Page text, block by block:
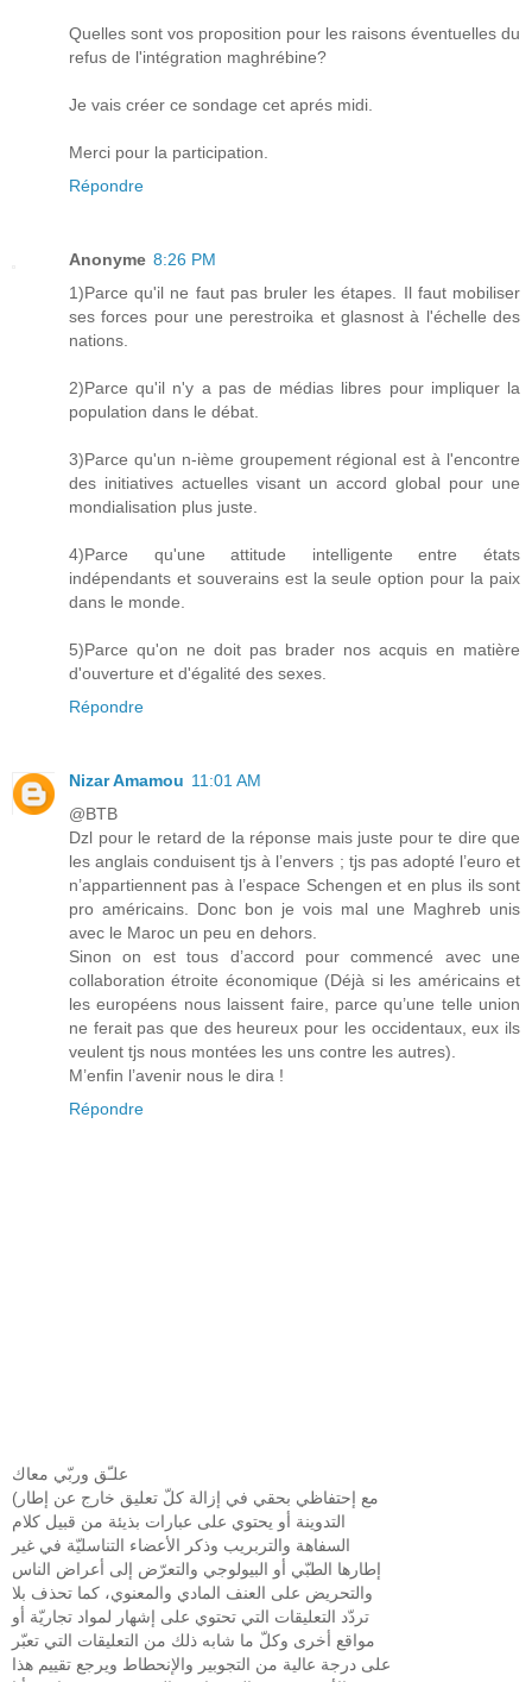
Quelles sont vos proposition pour les raisons éventuelles du
refus de l'intégration maghrébine?
Je vais créer ce sondage cet aprés midi.
Merci pour la participation.
Répondre
Anonyme 8:26 PM
1)Parce qu'il ne faut pas bruler les étapes. Il faut mobiliser
ses forces pour une perestroika et glasnost à l'échelle des
nations.
2)Parce qu'il n'y a pas de médias libres pour impliquer la
population dans le débat.
3)Parce qu'un n-ième groupement régional est à l'encontre
des initiatives actuelles visant un accord global pour une
mondialisation plus juste.
4)Parce qu'une attitude intelligente entre états
indépendants et souverains est la seule option pour la paix
dans le monde.
5)Parce qu'on ne doit pas brader nos acquis en matière
d'ouverture et d'égalité des sexes.
Répondre
Nizar Amamou 11:01 AM
@BTB
Dzl pour le retard de la réponse mais juste pour te dire que
les anglais conduisent tjs à l’envers ; tjs pas adopté l’euro et
n’appartiennent pas à l’espace Schengen et en plus ils sont
pro américains. Donc bon je vois mal une Maghreb unis
avec le Maroc un peu en dehors.
Sinon on est tous d’accord pour commencé avec une
collaboration étroite économique (Déjà si les américains et
les européens nous laissent faire, parce qu’une telle union
ne ferait pas que des heureux pour les occidentaux, eux ils
veulent tjs nous montées les uns contre les autres).
M’enfin l’avenir nous le dira !
Répondre
علـّق وربّي معاك
(مع إحتفاظي بحقي في إزالة كلّ تعليق خارج عن إطار
التدوينة أو يحتوي على عبارات بذيئة من قبيل كلام
السفاهة والتربريب وذكر الأعضاء التناسليّة في غير
إطارها الطبّي أو البيولوجي والتعرّض إلى أعراض الناس
والتحريض على العنف المادي والمعنوي، كما تحذف بلا
تردّد التعليقات التي تحتوي على إشهار لمواد تجاريّة أو
مواقع أخرى وكلّ ما شابه ذلك من التعليقات التي تعبّر
على درجة عالية من التجوبير والإنحطاط ويرجع تقييم هذا